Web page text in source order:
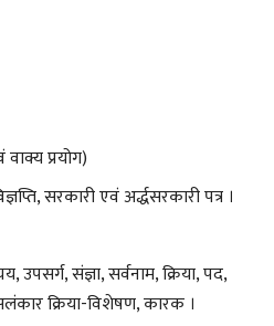
प्रयोग)
सरकारी एवं अर्द्धसरकारी पत्र ।
उपसर्ग, संज्ञा, सर्वनाम, क्रिया, पद,
क्रिया-विशेषण, कारक ।